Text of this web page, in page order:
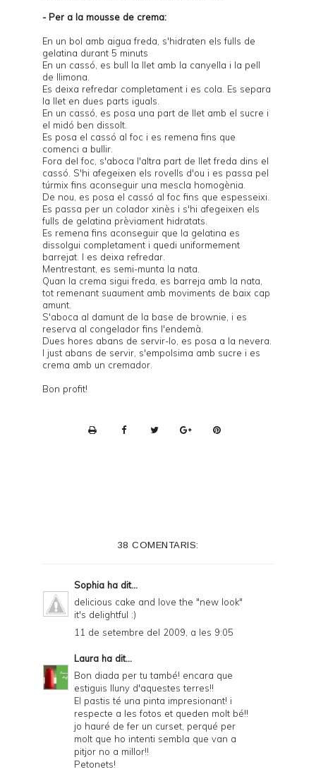
- Per a la mousse de crema:
En un bol amb aigua freda, s'hidraten els fulls de
gelatina durant 5 minuts
En un cassó, es bull la llet amb la canyella i la pell
de llimona.
Es deixa refredar completament i es cola. Es separa
la llet en dues parts iguals.
En un cassó, es posa una part de llet amb el sucre i
el midó ben dissolt.
Es posa el cassó al foc i es remena fins que
comenci a bullir.
Fora del foc, s'aboca l'altra part de llet freda dins el
cassó. S'hi afegeixen els rovells d'ou i es passa pel
túrmix fins aconseguir una mescla homogènia.
De nou, es posa el cassó al foc fins que espesseixi.
Es passa per un colador xinès i s'hi afegeixen els
fulls de gelatina prèviament hidratats.
Es remena fins aconseguir que la gelatina es
dissolgui completament i quedi uniformement
barrejat. I es deixa refredar.
Mentrestant, es semi-munta la nata.
Quan la crema sigui freda, es barreja amb la nata,
tot remenant suaument amb moviments de baix cap
amunt.
S'aboca al damunt de la base de brownie, i es
reserva al congelador fins l'endemà.
Dues hores abans de servir-lo, es posa a la nevera.
I just abans de servir, s'empolsima amb sucre i es
crema amb un cremador.
Bon profit!
i
e
n
d
y
a
n
38 COMENTARIS:
Sophia ha dit...
delicious cake and love the "new look"
it's delightful :)
11 de setembre del 2009, a les 9:05
Laura ha dit...
Bon diada per tu també! encara que
estiguis lluny d'aquestes terres!!
El pastis té una pinta impresionant! i
respecte a les fotos et queden molt bé!!
jo hauré de fer un curset, perqué per
molt que ho intenti sembla que van a
pitjor no a millor!!
Petonets!